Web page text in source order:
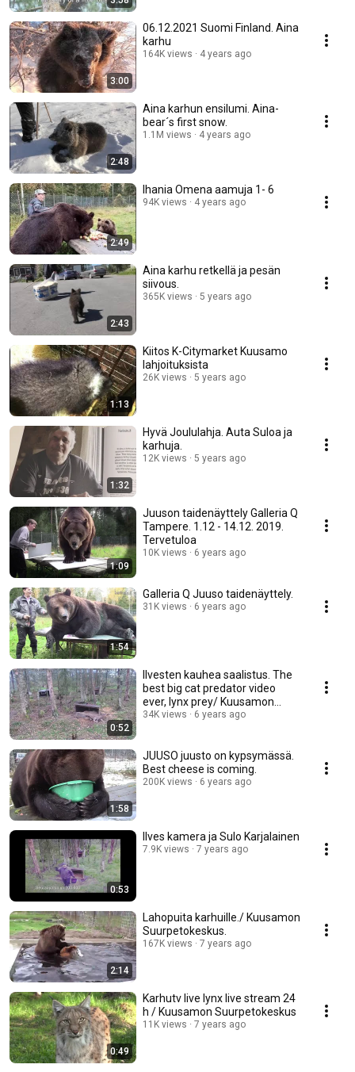
3:00
06.12.2021 Suomi Finland. Aina
karhu
164K views 4 years ago
2:48
Aina karhun ensilumi. Aina-
bear´s first snow.
1.1M views 4 years ago
2:49
Ihania Omena aamuja 1- 6
94K views 4 years ago
2:43
Aina karhu retkellä ja pesän
siivous.
365K views 5 years ago
1:13
Kiitos K-Citymarket Kuusamo
lahjoituksista
26K views 5 years ago
1:32
Hyvä Joululahja. Auta Suloa ja
karhuja.
12K views 5 years ago
1:09
Juuson taidenäyttely Galleria Q
Tampere. 1.12 - 14.12. 2019.
Tervetuloa
10K views 6 years ago
1:54
Galleria Q Juuso taidenäyttely.
31K views 6 years ago
0:52
Ilvesten kauhea saalistus. The
best big cat predator video
ever, lynx prey/ Kuusamon
Suurpetokeskus
34K views 6 years ago
1:58
JUUSO juusto on kypsymässä.
Best cheese is coming.
200K views 6 years ago
0:53
Ilves kamera ja Sulo Karjalainen
7.9K views 7 years ago
2:14
Lahopuita karhuille./ Kuusamon
Suurpetokeskus.
167K views 7 years ago
0:49
Karhutv live lynx live stream 24
h / Kuusamon Suurpetokeskus
11K views 7 years ago